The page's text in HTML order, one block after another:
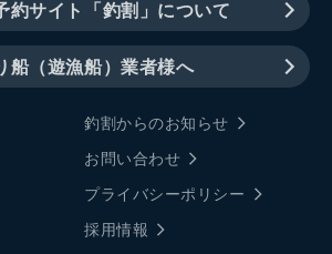
約サイト「釣割」について
船（遊漁船）業者様へ
釣割からのお知らせ
お問い合わせ
プライバシーポリシー
採用情報